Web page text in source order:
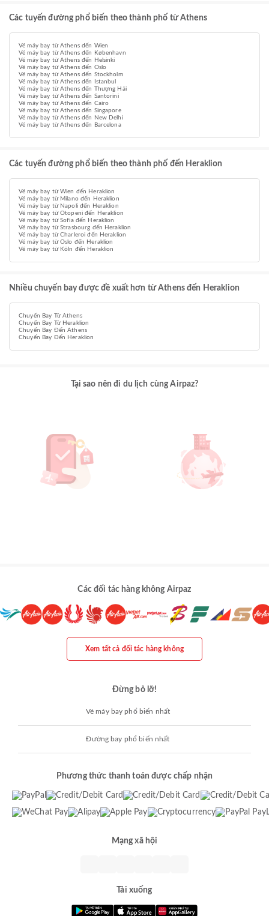
Các tuyến đường phổ biến theo thành phố từ Athens
Vé máy bay từ Athens đến Wien
Vé máy bay từ Athens đến København
Vé máy bay từ Athens đến Helsinki
Vé máy bay từ Athens đến Oslo
Vé máy bay từ Athens đến Stockholm
Vé máy bay từ Athens đến Istanbul
Vé máy bay từ Athens đến Thượng Hải
Vé máy bay từ Athens đến Santorini
Vé máy bay từ Athens đến Cairo
Vé máy bay từ Athens đến Singapore
Vé máy bay từ Athens đến New Delhi
Vé máy bay từ Athens đến Barcelona
Các tuyến đường phổ biến theo thành phố đến Heraklion
Vé máy bay từ Wien đến Heraklion
Vé máy bay từ Milano đến Heraklion
Vé máy bay từ Napoli đến Heraklion
Vé máy bay từ Otopeni đến Heraklion
Vé máy bay từ Sofia đến Heraklion
Vé máy bay từ Strasbourg đến Heraklion
Vé máy bay từ Charleroi đến Heraklion
Vé máy bay từ Oslo đến Heraklion
Vé máy bay từ Köln đến Heraklion
Nhiều chuyến bay được đề xuất hơn từ Athens đến Heraklion
Chuyến Bay Từ Athens
Chuyến Bay Từ Heraklion
Chuyến Bay Đến Athens
Chuyến Bay Đến Heraklion
Tại sao nên đi du lịch cùng Airpaz?
Các đối tác hàng không Airpaz
Xem tất cả đối tác hàng không
Đừng bỏ lỡ!
Vé máy bay phổ biến nhất
Đường bay phổ biến nhất
Phương thức thanh toán được chấp nhận
Mạng xã hội
Tải xuống